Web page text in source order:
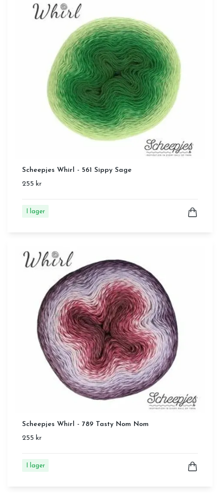
Scheepjes Whirl - 561 Sippy Sage
255 kr
I lager
Scheepjes Whirl - 789 Tasty Nom Nom
255 kr
I lager